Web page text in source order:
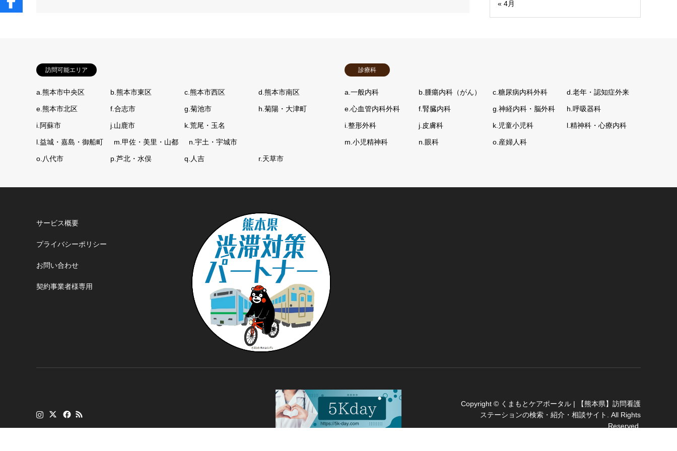
« 4月
訪問可能エリア
a.熊本市中央区 b.熊本市東区 c.熊本市西区 d.熊本市南区
e.熊本市北区 f.合志市 g.菊池市 h.菊陽・大津町
i.阿蘇市 j.山鹿市 k.荒尾・玉名
l.益城・嘉島・御船町 m.甲佐・美里・山都 n.宇土・宇城市
o.八代市 p.芦北・水俣 q.人吉 r.天草市
診療科
a.一般内科 b.腫瘍内科（がん） c.糖尿病内科外科 d.老年・認知症外来
e.心血管内科外科 f.腎臓内科 g.神経内科・脳外科 h.呼吸器科
i.整形外科 j.皮膚科 k.児童小児科 l.精神科・心療内科
m.小児精神科 n.眼科 o.産婦人科
サービス概要
プライバシーポリシー
お問い合わせ
契約事業者様専用
Copyright © くまもとケアポータル | 【熊本県】訪問看護
ステーションの検索・紹介・相談サイト
. All Rights
Reserved.